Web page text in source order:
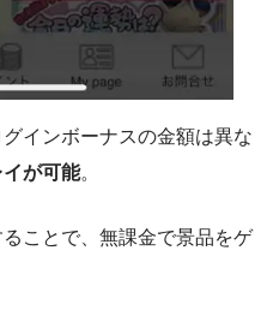
インボーナスの金額は異な
が可能。
ことで、無課金で景品をゲ